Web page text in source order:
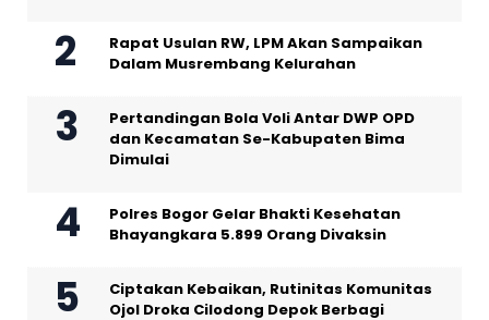
Rapat Usulan RW, LPM Akan Sampaikan
Dalam Musrembang Kelurahan
Pertandingan Bola Voli Antar DWP OPD
dan Kecamatan Se-Kabupaten Bima
Dimulai
Polres Bogor Gelar Bhakti Kesehatan
Bhayangkara 5.899 Orang Divaksin
Ciptakan Kebaikan, Rutinitas Komunitas
Ojol Droka Cilodong Depok Berbagi